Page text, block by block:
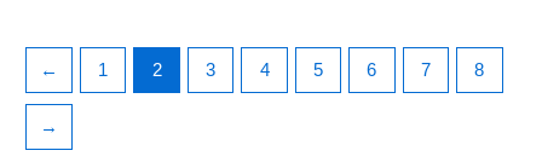
producto
← 1 2 3 4 5 6 7 8
→